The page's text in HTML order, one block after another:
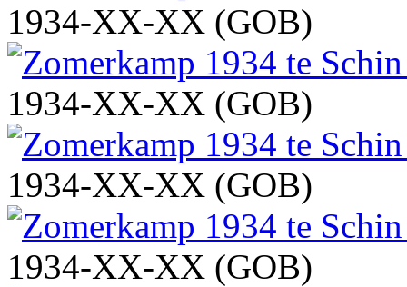
1934-XX-XX (GOB)
1934-XX-XX (GOB)
1934-XX-XX (GOB)
1934-XX-XX (GOB)